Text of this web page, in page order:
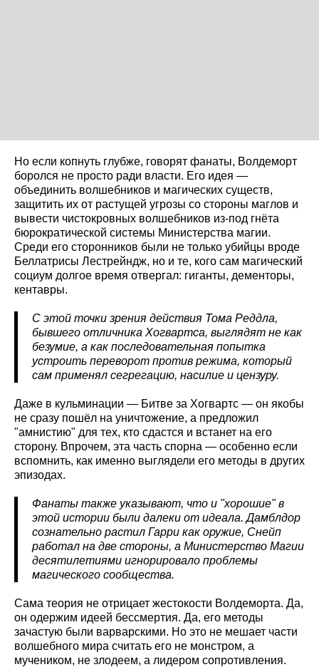
Но если копнуть глубже, говорят фанаты, Волдеморт
боролся не просто ради власти. Его идея —
объединить волшебников и магических существ,
защитить их от растущей угрозы со стороны маглов и
вывести чистокровных волшебников из-под гнёта
бюрократической системы Министерства магии.
Среди его сторонников были не только убийцы вроде
Беллатрисы Лестрейндж, но и те, кого сам магический
социум долгое время отвергал: гиганты, дементоры,
кентавры.
С этой точки зрения действия Тома Реддла,
бывшего отличника Хогвартса, выглядят не как
безумие, а как последовательная попытка
устроить переворот против режима, который
сам применял сегрегацию, насилие и цензуру.
Даже в кульминации — Битве за Хогвартс — он якобы
не сразу пошёл на уничтожение, а предложил
"амнистию" для тех, кто сдастся и встанет на его
сторону. Впрочем, эта часть спорна — особенно если
вспомнить, как именно выглядели его методы в других
эпизодах.
Фанаты также указывают, что и "хорошие" в
этой истории были далеки от идеала. Дамблдор
сознательно растил Гарри как оружие, Снейп
работал на две стороны, а Министерство Магии
десятилетиями игнорировало проблемы
магического сообщества.
Сама теория не отрицает жестокости Волдеморта. Да,
он одержим идеей бессмертия. Да, его методы
зачастую были варварскими. Но это не мешает части
волшебного мира считать его не монстром, а
мучеником, не злодеем, а лидером сопротивления.